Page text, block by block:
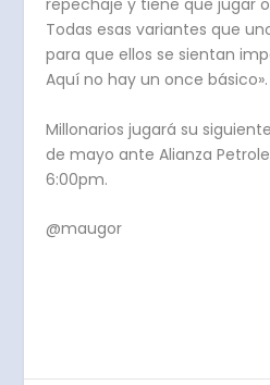
repechaje y tiene que jugar
Todas esas variantes que
para que ellos se sientan
Aquí no hay un once básico».
Millonarios jugará su
de mayo ante Alianza
6:00pm.
@maugor